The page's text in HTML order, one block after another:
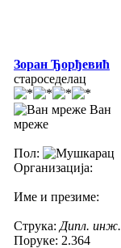
Зоран Ђорђевић
староседелац
Ван
мреже
Пол:
Организација:
Име и презиме:
Струка: Дипл. инж.
Поруке: 2.364